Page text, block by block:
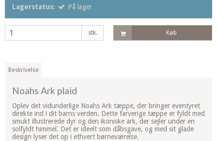
Lagerstatus: På lager
stk. Køb
Beskrivelse
Noahs Ark plaid
Oplev det vidunderlige Noahs Ark tæppe, der bringer eventyret
direkte ind i dit barns verden. Dette farverige tæppe er fyldt med
smukt illustrerede dyr og den ikoniske ark, der sejler under en
solfyldt himmel. Det er ideelt som dåbsgave, og med sit glade
design lyser det op i ethvert børneværelse.